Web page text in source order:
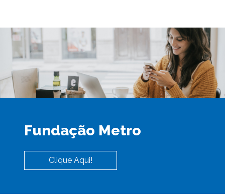
Fundação Metro
Clique Aqui!